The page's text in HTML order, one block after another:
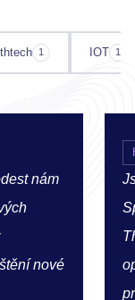
1 IOT 1
nám
nové